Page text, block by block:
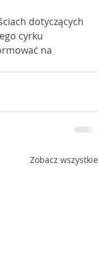
dotyczących
cyrku
na
Zobacz wszystkie